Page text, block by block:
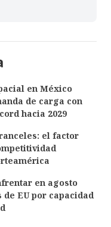
en México
de carga con
hacia 2029
el factor
en agosto
EU por capacidad